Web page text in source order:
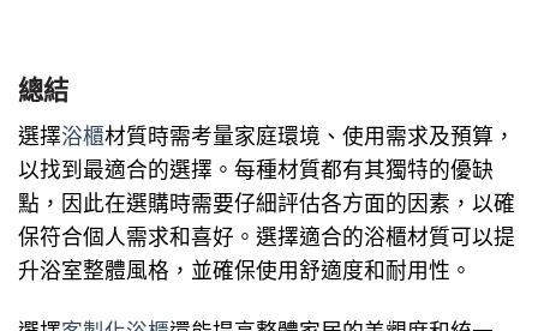
總結
選擇浴櫃材質時需考量家庭環境、使用需求及預算，
以找到最適合的選擇。每種材質都有其獨特的優缺
點，因此在選購時需要仔細評估各方面的因素，以確
保符合個人需求和喜好。選擇適合的浴櫃材質可以提
升浴室整體風格，並確保使用舒適度和耐用性。